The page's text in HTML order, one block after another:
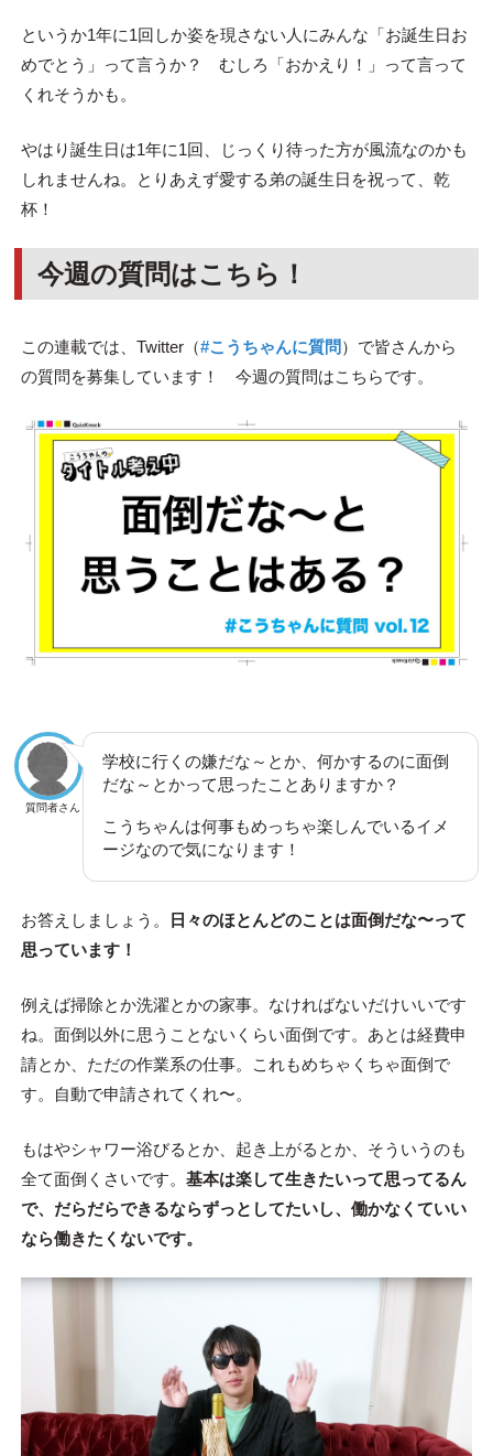
というか1年に1回しか姿を現さない人にみんな「お誕生日お
めでとう」って言うか？ むしろ「おかえり！」って言って
くれそうかも。
やはり誕生日は1年に1回、じっくり待った方が風流なのかも
しれませんね。とりあえず愛する弟の誕生日を祝って、乾
杯！
今週の質問はこちら！
この連載では、Twitter（#こうちゃんに質問 ）で皆さんから
の質問を募集しています！ 今週の質問はこちらです。
質問者さん
学校に行くの嫌だな～とか、何かするのに面倒
だな～とかって思ったことありますか？
こうちゃんは何事もめっちゃ楽しんでいるイメ
ージなので気になります！
お答えしましょう。
日々のほとんどのことは面倒だな〜って
思っています！
例えば掃除とか洗濯とかの家事。なければないだけいいです
ね。面倒以外に思うことないくらい面倒です。あとは経費申
請とか、ただの作業系の仕事。これもめちゃくちゃ面倒で
す。自動で申請されてくれ〜。
もはやシャワー浴びるとか、起き上がるとか、そういうのも
全て面倒くさいです。 基本は楽して生きたいって思ってるん
で、だらだらできるならずっとしてたいし、働かなくていい
なら働きたくないです。